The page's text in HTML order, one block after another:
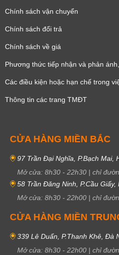
Chính sách vận chuyển
Chính sách đổi trả
Chính sách về giá
Phương thức tiếp nhận và phản
Các điều kiện hoặc hạn chế trong
Thông tin các trang TMĐT
CỬA HÀNG MIỀN BẮC
97 Trần Đại Nghĩa, P.Bạch Mai,
Mở cửa: 8h30 - 22h30 | chỉ
58 Trần Đăng Ninh, P.Cầu Giấy,
Mở cửa: 8h30 - 22h00 | chỉ
CỬA HÀNG MIỀN
339 Lê Duẩn, P.Thanh Khê, Đà
Mở cửa: 8h30 - 22h00 | chỉ